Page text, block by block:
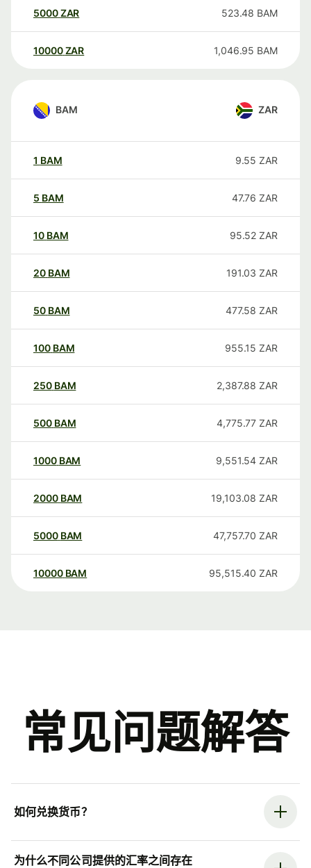
5000ZAR 523.48 BAM
10000 ZAR 1,046.95 BAM
BAM ZAR
1 BAM 9.55 ZAR
5 BAM 47.76 ZAR
10 BAM 95.52 ZAR
20 BAM 191.03 ZAR
50 BAM 477.58 ZAR
100 BAM 955.15 ZAR
250 BAM 2,387.88 ZAR
500 BAM 4,775.77 ZAR
1000 BAM 9,551.54 ZAR
2000 BAM 19,103.08 ZAR
5000 BAM 47,757.70 ZAR
10000 BAM 95,515.40 ZAR
常见问题解答
如何兑换货币？
为什么不同公司提供的汇率之间存在